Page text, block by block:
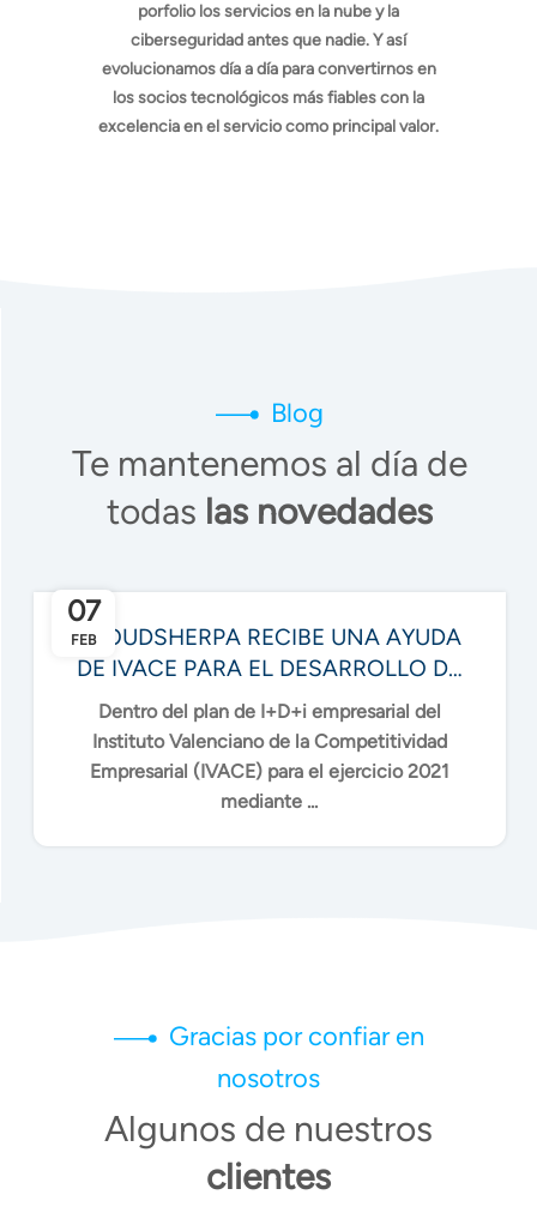
porfolio los servicios en la nube y la
ciberseguridad antes que nadie. Y así
evolucionamos día a día para convertirnos en
los socios tecnológicos más fiables con la
excelencia en el servicio como principal valor.
Blog
Te mantenemos al día de
todas las novedades
07
FEB
KLOUDSHERPA RECIBE UNA AYUDA
DE IVACE PARA EL DESARROLLO DE
OFICINAS VIRTUALES
Dentro del plan de I+D+i empresarial del
Instituto Valenciano de la Competitividad
Empresarial (IVACE) para el ejercicio 2021
mediante ...
Gracias por confiar en
nosotros
Algunos de nuestros
clientes